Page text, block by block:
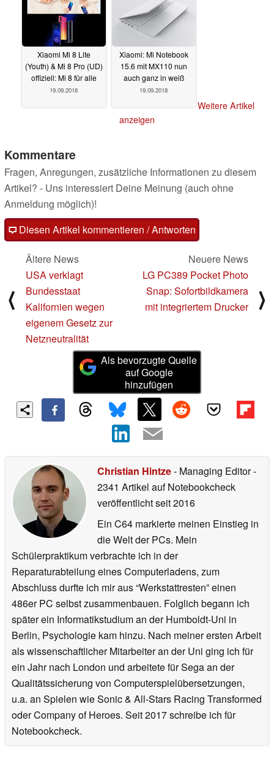
Xiaomi Mi 8 Lite
(Youth) & Mi 8 Pro (UD)
offiziell: Mi 8 für alle
19.09.2018
Xiaomi: Mi Notebook
15.6 mit MX110 nun
auch ganz in weiß
19.09.2018
Weitere Artikel
anzeigen
Kommentare
Fragen, Anregungen, zusätzliche Informationen zu diesem
Artikel? - Uns interessiert Deine Meinung (auch ohne
Anmeldung möglich)!
Diesen Artikel kommentieren / Antworten
⟨
Ältere News
USA verklagt
Bundesstaat
Kalifornien wegen
eigenem Gesetz zur
Netzneutralität
Neuere News
LG PC389 Pocket Photo
Snap: Sofortbildkamera
mit integriertem Drucker
⟩
Als bevorzugte Quelle
auf Google
hinzufügen
Christian Hintze- Managing Editor-
2341 Artikel auf Notebookcheck
veröffentlichtseit 2016
Ein C64 markierte meinen Einstieg in
die Welt der PCs. Mein
Schülerpraktikum verbrachte ich in der
Reparaturabteilung eines Computerladens, zum
Abschluss durfte ich mir aus “Werkstattresten” einen
486er PC selbst zusammenbauen. Folglich begann ich
später ein Informatikstudium an der Humboldt-Uni in
Berlin, Psychologie kam hinzu. Nach meiner ersten Arbeit
als wissenschaftlicher Mitarbeiter an der Uni ging ich für
ein Jahr nach London und arbeitete für Sega an der
Qualitätssicherung von Computerspielübersetzungen,
u.a. an Spielen wie Sonic & All-Stars Racing Transformed
oder Company of Heroes. Seit 2017 schreibe ich für
Notebookcheck.